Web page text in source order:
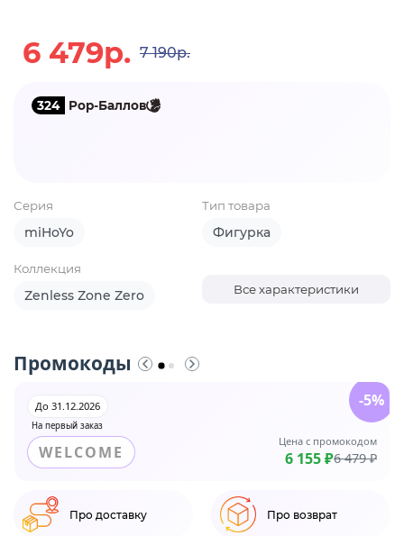
6 479р. 7 190р.
324 Pop-Баллов
Серия
miHoYo
Тип товара
Фигурка
Коллекция
Zenless Zone Zero Все характеристики
Промокоды
На первый заказ
До 31.12.2026
WELCOME
Цена с промокодом
6 155 ₽6 479 ₽
-5%
Про доставку Про возврат